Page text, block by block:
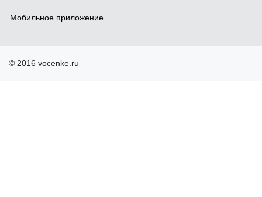
Мобильное приложение
© 2016 vocenke.ru